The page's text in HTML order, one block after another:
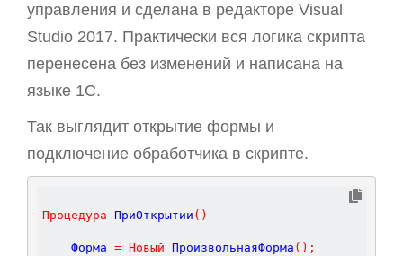
управления и сделана в редакторе Visual
Studio 2017. Практически вся логика скрипта
перенесена без изменений и написана на
языке 1С.
Так выглядит открытие формы и
подключение обработчика в скрипте.
Процедура ПриОткрытии ( )
	Форма
= Новый ПроизвольнаяФорма ( ) ;